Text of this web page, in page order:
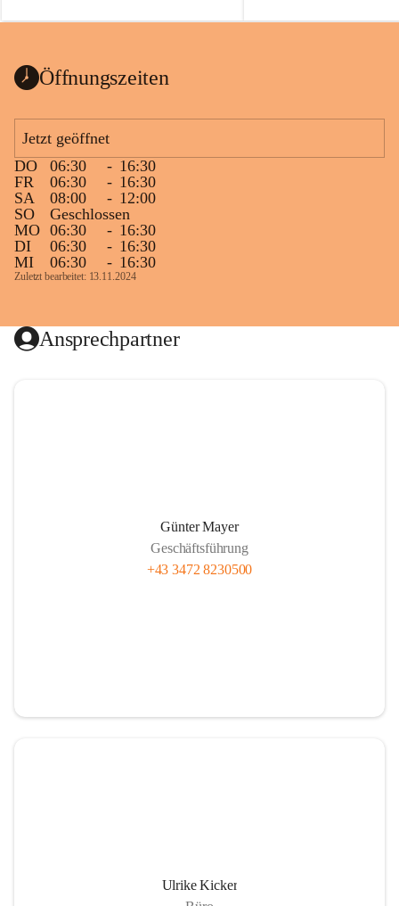
Öffnungszeiten
Jetzt geöffnet
DO
06:30 - 16:30
FR
06:30 - 16:30
SA
08:00 - 12:00
SO
Geschlossen
MO 06:30 - 16:30
DI
06:30 - 16:30
MI
06:30 - 16:30
Zuletzt bearbeitet: 13.11.2024
Ansprechpartner
Günter Mayer
Geschäftsführung
+43 3472 8230500
Ulrike Kicker